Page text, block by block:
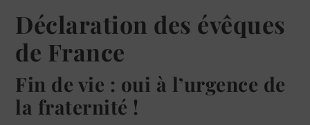
Déclaration des évêques
de France
Fin de vie : oui à l’urgence de
la fraternité !